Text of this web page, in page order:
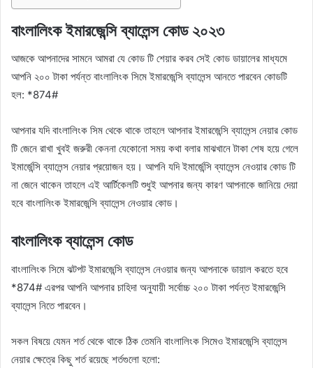
বাংলালিংক ইমারজেন্সি ব্যালেন্স কোড ২০২৩
আজকে আপনাদের সামনে আমরা যে কোড টি শেয়ার করব সেই কোড ডায়ালের মাধ্যমে
আপনি ২০০ টাকা পর্যন্ত বাংলালিংক সিমে ইমারজেন্সি ব্যালেন্স আনতে পারবেন কোডটি
হল: *874#
আপনার যদি বাংলালিংক সিম থেকে থাকে তাহলে আপনার ইমারজেন্সি ব্যালেন্স নেয়ার কোড
টি জেনে রাখা খুবই জরুরী কেননা যেকোনো সময় কথা বলার মাঝখানে টাকা শেষ হয়ে গেলে
ইমার্জেন্সি ব্যালেন্স নেয়ার প্রয়োজন হয়। আপনি যদি ইমার্জেন্সি ব্যালেন্স নেওয়ার কোড টি
না জেনে থাকেন তাহলে এই আর্টিকেলটি শুধুই আপনার জন্য কারণ আপনাকে জানিয়ে দেয়া
হবে বাংলালিংক ইমারজেন্সি ব্যালেন্স নেওয়ার কোড।
বাংলালিংক ব্যালেন্স কোড
বাংলালিংক সিমে ঝটপট ইমারজেন্সি ব্যালেন্স নেওয়ার জন্য আপনাকে ডায়াল করতে হবে
*874# এরপর আপনি আপনার চাহিদা অনুযায়ী সর্বোচ্চ ২০০ টাকা পর্যন্ত ইমারজেন্সি
ব্যালেন্স নিতে পারবেন।
সকল বিষয়ে যেমন শর্ত থেকে থাকে ঠিক তেমনি বাংলালিংক সিমেও ইমারজেন্সি ব্যালেন্স
নেয়ার ক্ষেত্রে কিছু শর্ত রয়েছে শর্তগুলো হলো: